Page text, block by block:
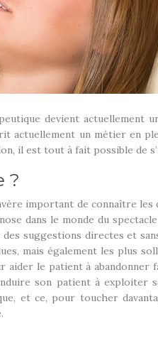
devient actuellement
actuellement un métier en
il est tout à fait possible de
?
important de connaître
dans le monde du
suggestions directes et
mais également les plus
le patient à
son patient à exploiter
et ce, pour toucher